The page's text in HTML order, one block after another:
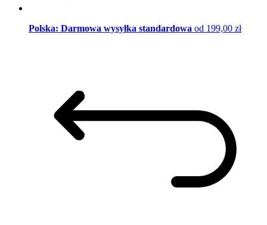
Polska: Darmowa wysyłka standardowa od 199,00 zł